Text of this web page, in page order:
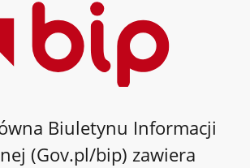
Biuletynu Informacji
(Gov.pl/bip) zawiera